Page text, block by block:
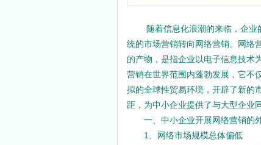
哪些期刊的影响因子高？（一）
什么叫双核心期刊
4种组织工程期刊新进入SCI
什么是CSCD期刊？
都市学生教育故事：我想成为
随着信息化浪潮的来临，企
统的市场营销转向网络营销。网络
的产物，是指企业以电子信息技术
营销在世界范围内蓬勃发展，它不
拟的全球性贸易环境，开辟了新的
距，为中小企业提供了与大型企业
一、中小企业开展网络营销的
1、网络市场规模总体偏低